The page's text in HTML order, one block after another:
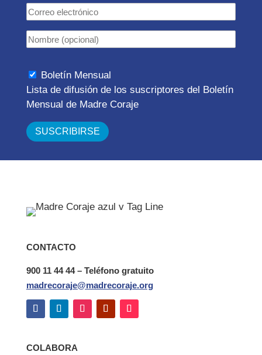
Boletín Mensual
Lista de difusión de los suscriptores del Boletín
Mensual de Madre Coraje
CONTACTO
900 11 44 44 – Teléfono gratuito
madrecoraje@madrecoraje.org
COLABORA